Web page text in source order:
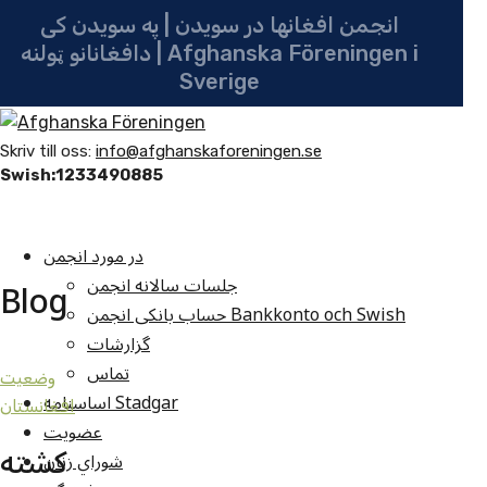
انجمن افغانها در سویدن | په سویدن کی
دافغانانو ټولنه | Afghanska Föreningen i
Sverige
Skriv till oss: info@afghanskaforeningen.se
Swish:1233490885
در مورد انجمن
جلسات سالانه انجمن
حساب بانکی انجمن Bankkonto och Swish
گزارشات
تماس
اساسنامه Stadgar
عضویت
شوراي زنان
Blog
وضعيت
افغانستان
کشته